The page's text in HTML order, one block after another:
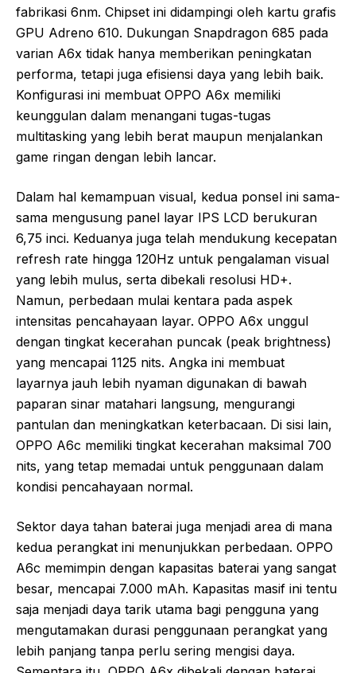
fabrikasi 6nm. Chipset ini didampingi oleh kartu grafis
GPU Adreno 610. Dukungan Snapdragon 685 pada
varian A6x tidak hanya memberikan peningkatan
performa, tetapi juga efisiensi daya yang lebih baik.
Konfigurasi ini membuat OPPO A6x memiliki
keunggulan dalam menangani tugas-tugas
multitasking yang lebih berat maupun menjalankan
game ringan dengan lebih lancar.
Dalam hal kemampuan visual, kedua ponsel ini sama-
sama mengusung panel layar IPS LCD berukuran
6,75 inci. Keduanya juga telah mendukung kecepatan
refresh rate hingga 120Hz untuk pengalaman visual
yang lebih mulus, serta dibekali resolusi HD+.
Namun, perbedaan mulai kentara pada aspek
intensitas pencahayaan layar. OPPO A6x unggul
dengan tingkat kecerahan puncak (peak brightness)
yang mencapai 1125 nits. Angka ini membuat
layarnya jauh lebih nyaman digunakan di bawah
paparan sinar matahari langsung, mengurangi
pantulan dan meningkatkan keterbacaan. Di sisi lain,
OPPO A6c memiliki tingkat kecerahan maksimal 700
nits, yang tetap memadai untuk penggunaan dalam
kondisi pencahayaan normal.
Sektor daya tahan baterai juga menjadi area di mana
kedua perangkat ini menunjukkan perbedaan. OPPO
A6c memimpin dengan kapasitas baterai yang sangat
besar, mencapai 7.000 mAh. Kapasitas masif ini tentu
saja menjadi daya tarik utama bagi pengguna yang
mengutamakan durasi penggunaan perangkat yang
lebih panjang tanpa perlu sering mengisi daya.